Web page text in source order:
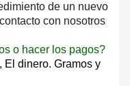
de un nuevo
con nosotros
o hacer los pagos?
El dinero. Gramos y